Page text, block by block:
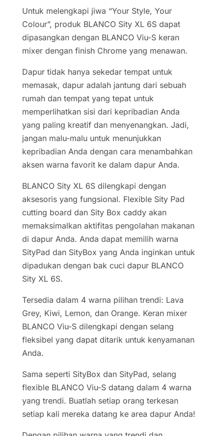
Untuk melengkapi jiwa “Your Style, Your
Colour”, produk BLANCO Sity XL 6S dapat
dipasangkan dengan BLANCO Viu-S keran
mixer dengan finish Chrome yang menawan.
Dapur tidak hanya sekedar tempat untuk
memasak, dapur adalah jantung dari sebuah
rumah dan tempat yang tepat untuk
memperlihatkan sisi dari kepribadian Anda
yang paling kreatif dan menyenangkan. Jadi,
jangan malu-malu untuk menunjukkan
kepribadian Anda dengan cara menambahkan
aksen warna favorit ke dalam dapur Anda.
BLANCO Sity XL 6S dilengkapi dengan
aksesoris yang fungsional. Flexible Sity Pad
cutting board dan Sity Box caddy akan
memaksimalkan aktifitas pengolahan makanan
di dapur Anda. Anda dapat memilih warna
SityPad dan SityBox yang Anda inginkan untuk
dipadukan dengan bak cuci dapur BLANCO
Sity XL 6S.
Tersedia dalam 4 warna pilihan trendi: Lava
Grey, Kiwi, Lemon, dan Orange. Keran mixer
BLANCO Viu-S dilengkapi dengan selang
fleksibel yang dapat ditarik untuk kenyamanan
Anda.
Sama seperti SityBox dan SityPad, selang
flexible BLANCO Viu-S datang dalam 4 warna
yang trendi. Buatlah setiap orang terkesan
setiap kali mereka datang ke area dapur Anda!